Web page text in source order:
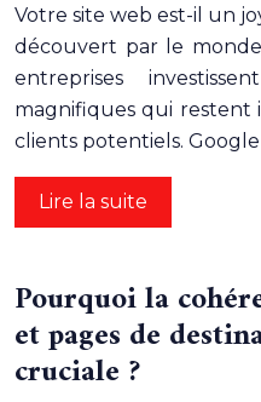
Votre site web est-il un
découvert par le
entreprises
magnifiques qui restent
clients potentiels.
Lire la suite
Pourquoi la
et pages de
cruciale ?